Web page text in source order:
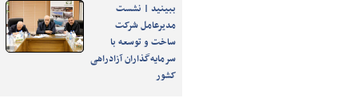
ببینید | نشست
مدیرعامل شرکت
ساخت و توسعه با
سرمایه‌گذاران آزادراهی
کشور